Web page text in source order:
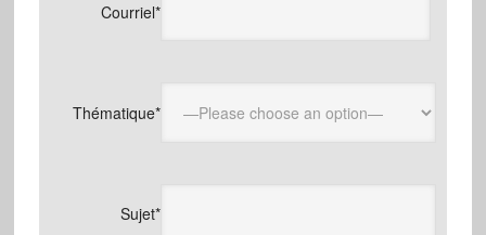
Courriel*
Thématique*
Sujet*